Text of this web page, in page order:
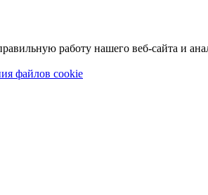
работу нашего веб-сайта и
файлов cookie